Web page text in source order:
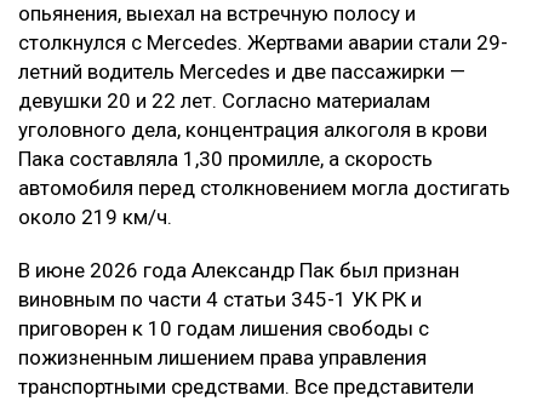
опьянения, выехал на встречную полосу и
столкнулся с Mercedes. Жертвами аварии стали 29-
летний водитель Mercedes и две пассажирки —
девушки 20 и 22 лет. Согласно материалам
уголовного дела, концентрация алкоголя в крови
Пака составляла 1,30 промилле, а скорость
автомобиля перед столкновением могла достигать
около 219 км/ч.
В июне 2026 года Александр Пак был признан
виновным по части 4 статьи 345-1 УК РК и
приговорен к 10 годам лишения свободы с
пожизненным лишением права управления
транспортными средствами. Все представители